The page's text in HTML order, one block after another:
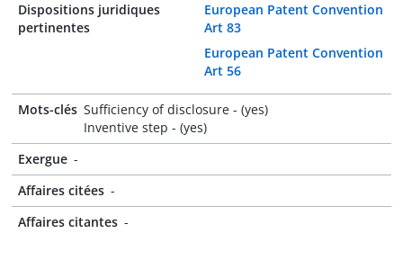
Dispositions juridiques
pertinentes
European Patent Convention
Art 83
European Patent Convention
Art 56
Mots-clés Sufficiency of disclosure - (yes)
Inventive step - (yes)
Exergue -
Affaires citées -
Affaires citantes -